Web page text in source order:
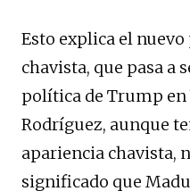
Esto explica el
chavista, que pasa a
política de Trump en
Rodríguez, aunque
apariencia chavista,
significado que